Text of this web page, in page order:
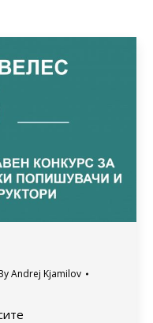
Andrej Kjamilov